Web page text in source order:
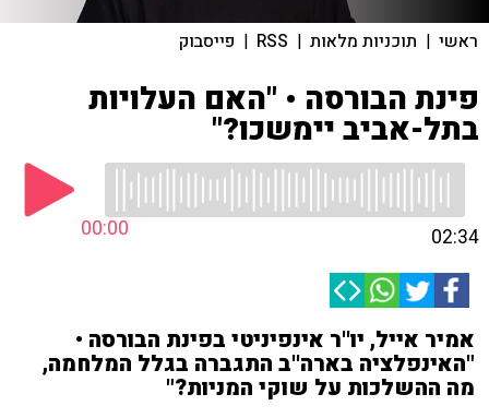
ראשי | תוכניות מלאות |
RSS
| פייסבוק
פינת הבורסה • "האם העלויות
בתל-אביב יימשכו?"
00:00 02:34
אמיר אייל, יו''ר אינפיניטי בפינת הבורסה •
"האינפלציה בארה''ב התגברה בגלל המלחמה,
מה ההשלכות על שוקי המניות?"